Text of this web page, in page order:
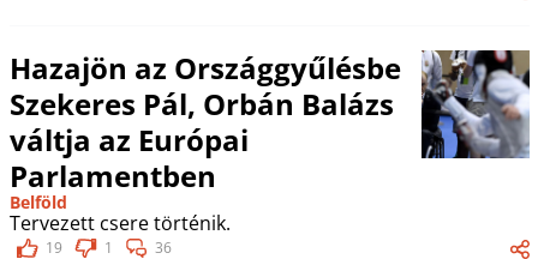
Hazajön az Országgyűlésbe
Szekeres Pál, Orbán Balázs
váltja az Európai
Parlamentben
Belföld
Tervezett csere történik.
19 1 36